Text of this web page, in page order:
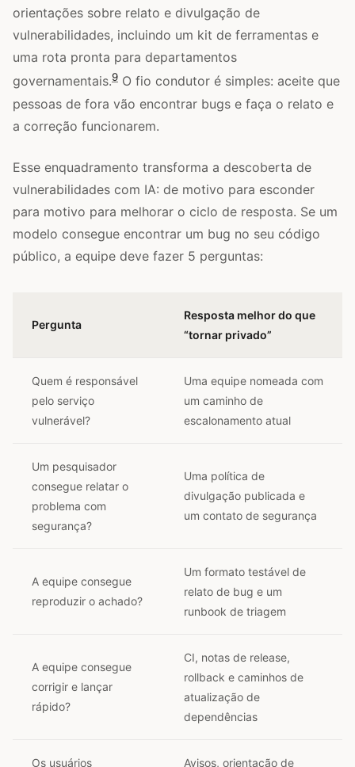
orientações sobre relato e divulgação de
vulnerabilidades, incluindo um kit de ferramentas e
uma rota pronta para departamentos
governamentais.9 O fio condutor é simples: aceite que
pessoas de fora vão encontrar bugs e faça o relato e
a correção funcionarem.
Esse enquadramento transforma a descoberta de
vulnerabilidades com IA: de motivo para esconder
para motivo para melhorar o ciclo de resposta. Se um
modelo consegue encontrar um bug no seu código
público, a equipe deve fazer 5 perguntas:
Pergunta
Resposta melhor do que
“tornar privado”
Quem é responsável
pelo serviço
vulnerável?
Uma equipe nomeada com
um caminho de
escalonamento atual
Um pesquisador
consegue relatar o
problema com
segurança?
Uma política de
divulgação publicada e
um contato de segurança
A equipe consegue
reproduzir o achado?
Um formato testável de
relato de bug e um
runbook de triagem
A equipe consegue
corrigir e lançar
rápido?
CI, notas de release,
rollback e caminhos de
atualização de
dependências
Os usuários Avisos, orientação de